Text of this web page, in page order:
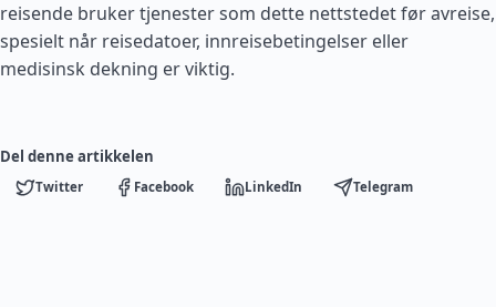
reisende bruker tjenester som dette nettstedet før avreise,
spesielt når reisedatoer, innreisebetingelser eller
medisinsk dekning er viktig.
Del denne artikkelen
Twitter Facebook LinkedIn Telegram